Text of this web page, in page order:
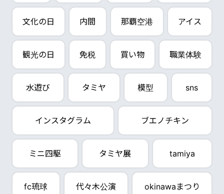
文化の日 内間 那覇空港 アイス
観光の日 免税 買い物 職業体験
水遊び タミヤ 模型 sns
インスタグラム ブエノチキン
ミニ四駆 タミヤ展 tamiya
fc琉球 代々木公演 okinawaまつり